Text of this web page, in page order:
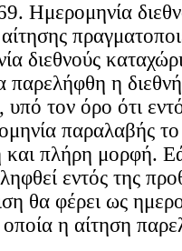
Ημερομηνία
διεθνούς
παρελήφθη η
υπό τον όρο ότι
παραλαβής
και πλήρη μορφή.
εντός της
θα φέρει ως
η αίτηση